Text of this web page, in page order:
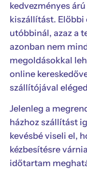
kedvezményes
kiszállítást. Előbbi
utóbbinál, azaz a
azonban nem
megoldásokkal
online
szállítójával
Jelenleg a
házhoz szállítást
kevésbé viseli el,
kézbesítésre
időtartam